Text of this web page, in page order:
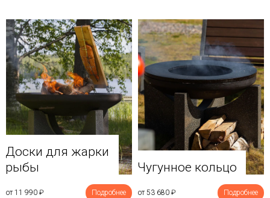
Доски для жарки
рыбы
от 11 990 ₽ Подробнее
Чугунное кольцо
от 53 680 ₽ Подробнее